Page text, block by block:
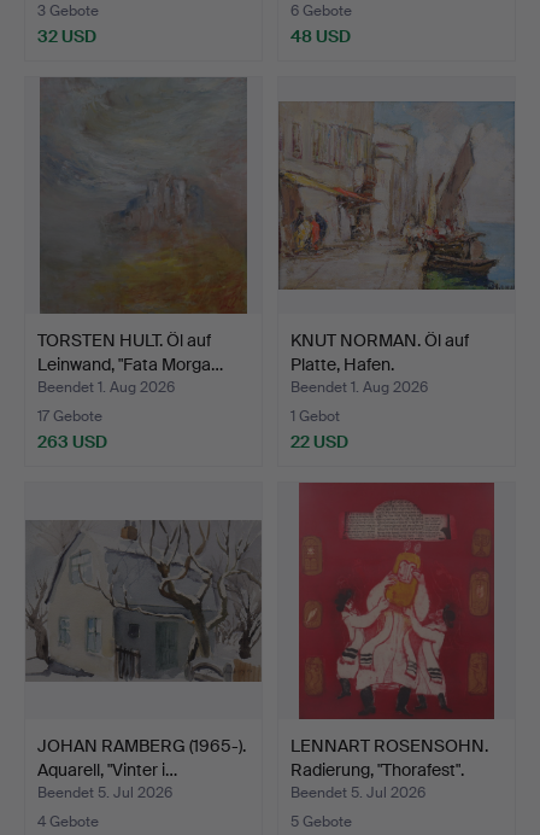
3 Gebote
32 USD
6 Gebote
48 USD
TORSTEN HULT. Öl auf
Leinwand, "Fata Morga…
Beendet 1. Aug 2026
17 Gebote
263 USD
KNUT NORMAN. Öl auf
Platte, Hafen.
Beendet 1. Aug 2026
1 Gebot
22 USD
JOHAN RAMBERG (1965-).
Aquarell, "Vinter i…
Beendet 5. Jul 2026
4 Gebote
LENNART ROSENSOHN.
Radierung, "Thorafest".
Beendet 5. Jul 2026
5 Gebote